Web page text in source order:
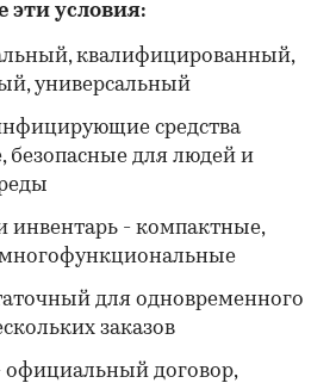
эти условия:
квалифицированный,
универсальный
средства
безопасные для людей и
инвентарь - компактные,
для одновременного
заказов
официальный договор,